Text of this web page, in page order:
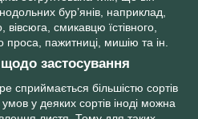
бур’янів, наприклад,
смикавцю їстівного,
проса, пажитниці, мишію та ін.
застосування
сприймається більшістю сортів
у деяких сортів іноді можна